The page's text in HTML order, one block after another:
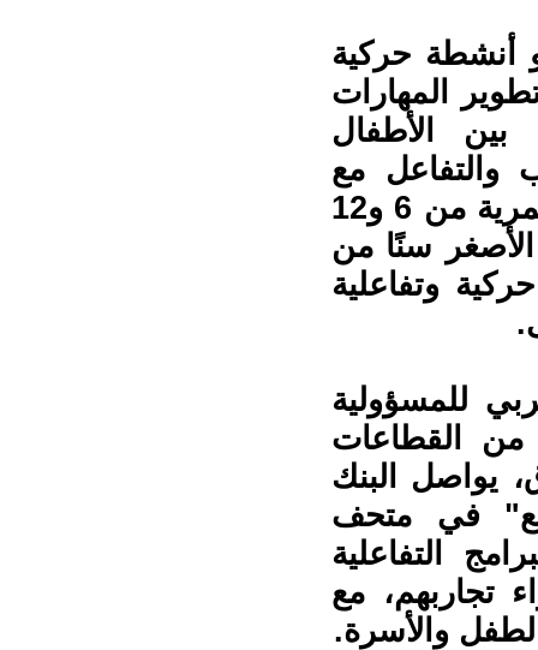
أنشطة حركية
المهارات
بين الأطفال
والتفاعل مع
أقرانهم. وقد استهدفت هذه الفعاليات الفئة العمرية من 6 و12
سنًا من
حركية وتفاعلية
للمسؤولية
من القطاعات
يواصل البنك
في متحف
التفاعلية
تجاربهم، مع
والأسرة.